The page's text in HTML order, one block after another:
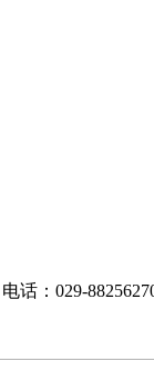
电话：029-